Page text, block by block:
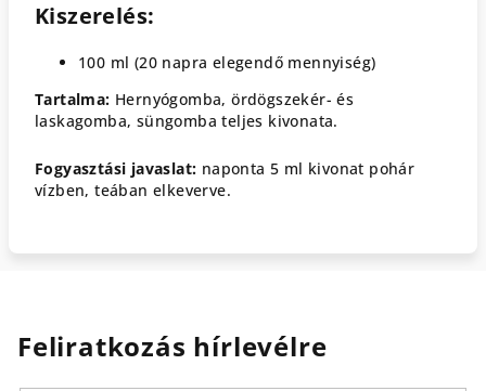
Kiszerelés:
100 ml (20 napra elegendő mennyiség)
Tartalma: Hernyógomba, ördögszekér- és
laskagomba, süngomba teljes kivonata.
Fogyasztási javaslat: naponta5 ml kivonat pohár
vízben, teában elkeverve.
Feliratkozás hírlevélre